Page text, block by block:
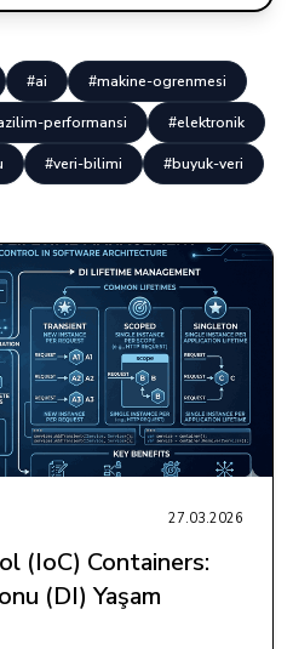
#ai #makine-ogrenmesi
performansi #elektronik
#veri-bilimi #buyuk-veri
27.03.2026
(IoC) Containers:
(DI) Yaşam